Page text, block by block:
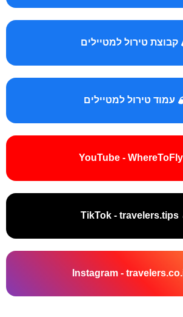
טירול למטיילים
עמוד טירול למטיילים